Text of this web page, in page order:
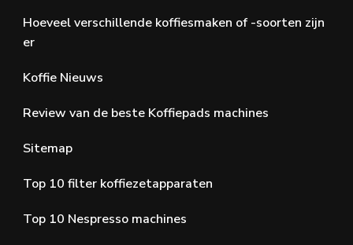
Hoeveel verschillende koffiesmaken of -soorten zijn
er
Koffie Nieuws
Review van de beste Koffiepads machines
Sitemap
Top 10 filter koffiezetapparaten
Top 10 Nespresso machines